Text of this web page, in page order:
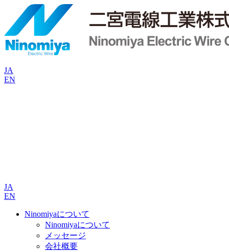
JA
EN
JA
EN
Ninomiyaについて
Ninomiyaについて
メッセージ
会社概要